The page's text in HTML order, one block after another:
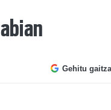
Gehitu